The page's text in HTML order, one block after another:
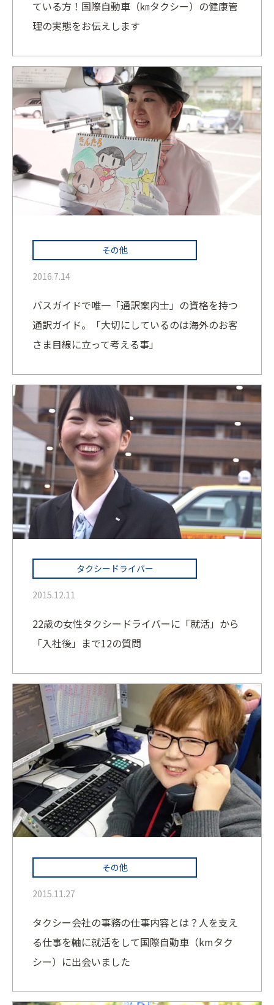
ている方！国際自動車（㎞タクシー）の健康管
理の実態をお伝えします
その他
2016.7.14
バスガイドで唯一「通訳案内士」の資格を持つ
通訳ガイド。「大切にしているのは海外のお客
さま目線に立って考える事」
タクシードライバー
2015.12.11
22歳の女性タクシードライバーに「就活」から
「入社後」まで12の質問
その他
2015.11.27
タクシー会社の事務の仕事内容とは？人を支え
る仕事を軸に就活をして国際自動車（kmタク
シー）に出会いました